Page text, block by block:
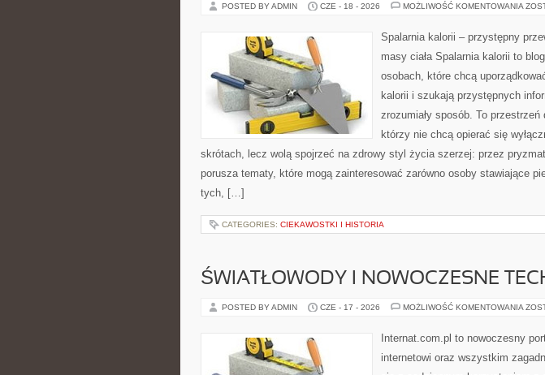
POSTED BY ADMIN CZE - 18 - 2026 MOŻLIWOŚĆ KOMENTOWANIA
Spalarnia kalorii – przystępny
masy ciała Spalarnia kalorii to
osobach, które chcą
kalorii i szukają przystępnych
zrozumiały sposób. To przestrzeń
którzy nie chcą opierać się
skrótach, lecz wolą spojrzeć na zdrowy styl życia szerzej: przez
porusza tematy, które mogą zainteresować zarówno osoby stawiające
tych, […]
CATEGORIES: CIEKAWOSTKI I HISTORIA
ŚWIATŁOWODY I NOWOCZESNE
POSTED BY ADMIN CZE - 17 - 2026 MOŻLIWOŚĆ KOMENTOWANIA
Internat.com.pl to nowoczesny
internetowi oraz wszystkim